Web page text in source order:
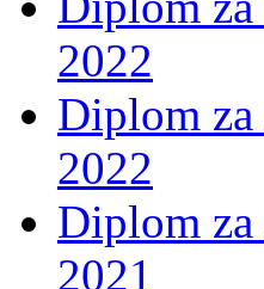
2022
Diplom
2022
Diplom
2021